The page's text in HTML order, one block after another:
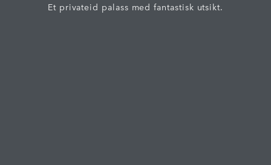
Et privateid palass med fantastisk utsikt.